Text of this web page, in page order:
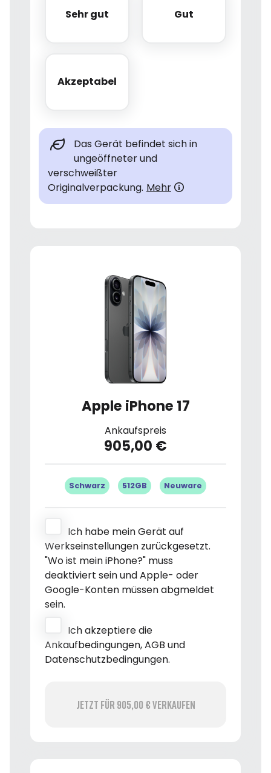
Sehr gut
Sehr gut Gut
Gut
Akzeptabel
Akzeptabel
Das Gerät befindet sich in
ungeöffneter und
verschweißter
Originalverpackung. Mehr
Apple iPhone 17
Ankaufspreis
905,00 €
Schwarz 512GB Neuware
Ich habe mein Gerät auf
Werkseinstellungen zurückgesetzt.
"Wo ist mein iPhone?" muss
deaktiviert sein und Apple- oder
Google-Konten müssen abgmeldet
sein.
Ich akzeptiere die
Ankaufbedingungen, AGB und
Datenschutzbedingungen.
Jetzt für 905,00 € verkaufen